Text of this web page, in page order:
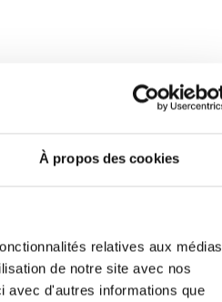
À propos des cookies
relatives aux médias
de notre site avec nos
avec d'autres informations que